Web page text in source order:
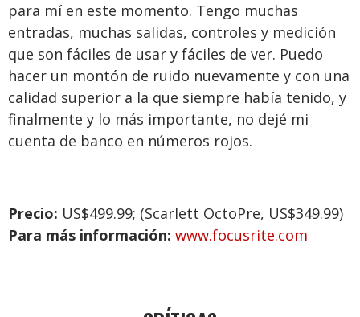
para mí en este momento. Tengo muchas
entradas, muchas salidas, controles y medición
que son fáciles de usar y fáciles de ver. Puedo
hacer un montón de ruido nuevamente y con una
calidad superior a la que siempre había tenido, y
finalmente y lo más importante, no dejé mi
cuenta de banco en números rojos.
Precio: US$499.99; (Scarlett OctoPre, US$349.99)
Para más información: www.focusrite.com